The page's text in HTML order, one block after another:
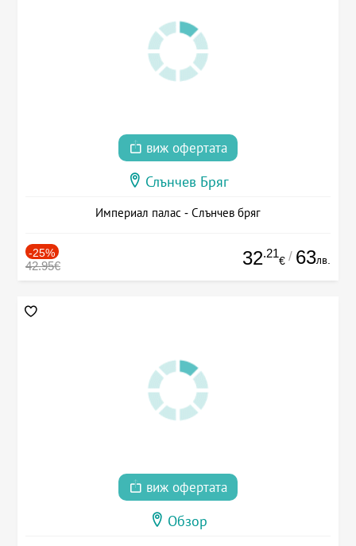
виж офертата
Слънчев Бряг
Империал палас - Слънчев бряг
-25%
42.95€ 32.21
€ / 63лв.
виж офертата
Обзор